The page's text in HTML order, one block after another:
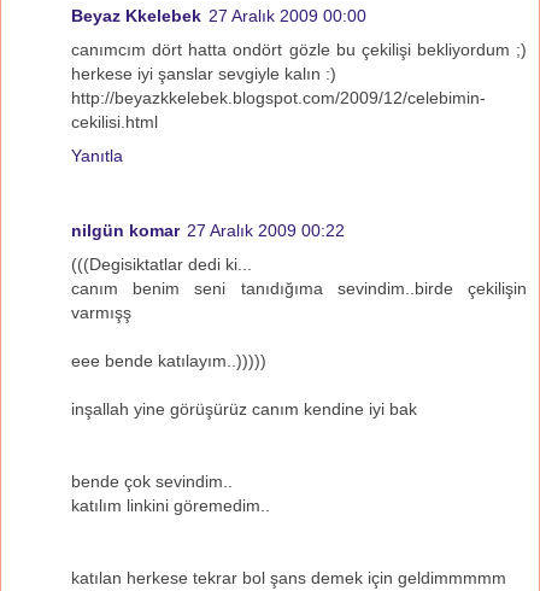
Beyaz Kkelebek 27 Aralık 2009 00:00
canımcım dört hatta ondört gözle bu çekilişi bekliyordum ;)
herkese iyi şanslar sevgiyle kalın :)
http://beyazkkelebek.blogspot.com/2009/12/celebimin-
cekilisi.html
Yanıtla
nilgün komar 27 Aralık 2009 00:22
(((Degisiktatlar dedi ki...
canım benim seni tanıdığıma sevindim..birde çekilişin
varmışş
eee bende katılayım..)))))
inşallah yine görüşürüz canım kendine iyi bak
bende çok sevindim..
katılım linkini göremedim..
katılan herkese tekrar bol şans demek için geldimmmmm